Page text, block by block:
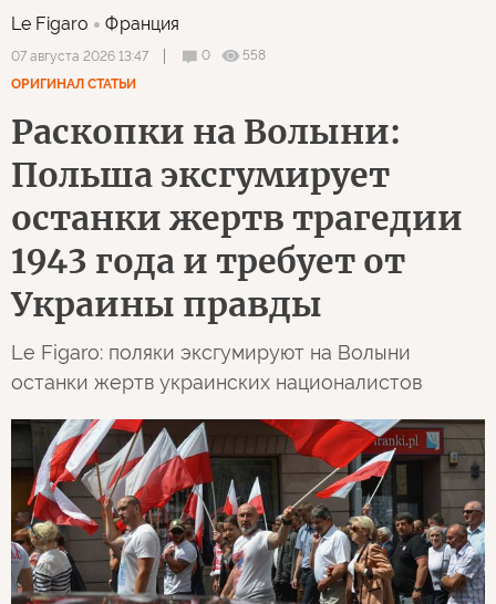
Le Figaro Франция
07 августа 2026 13:47 0
558
ОРИГИНАЛ СТАТЬИ
Раскопки на Волыни:
Польша эксгумирует
останки жертв трагедии
1943 года и требует от
Украины правды
Le Figaro: поляки эксгумируют на Волыни
останки жертв украинских националистов